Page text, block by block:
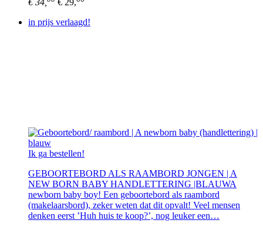
€ 34,
€ 29,
in prijs verlaagd!
Ik ga bestellen!
GEBOORTEBORD ALS RAAMBORD JONGEN | A
NEW BORN BABY HANDLETTERING |BLAUWA
newborn baby boy! Een geboortebord als raambord
(makelaarsbord), zeker weten dat dit opvalt! Veel mensen
denken eerst ’Huh huis te koop?’, nog leuker een…